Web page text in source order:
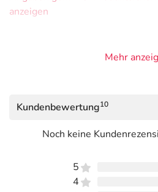
anzeigen
Mehr
Kundenbewertung10
Noch keine
5
4